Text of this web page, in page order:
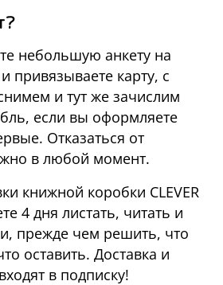
небольшую анкету на
привязываете карту, с
и тут же зачислим
если вы оформляете
Отказаться от
в любой момент.
книжной коробки CLEVER
4 дня листать, читать и
прежде чем решить, что
оставить. Доставка и
в подписку!